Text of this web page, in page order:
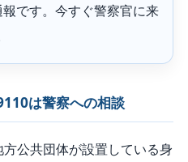
です。今すぐ警察官に来
は警察への相談
公共団体が設置している身